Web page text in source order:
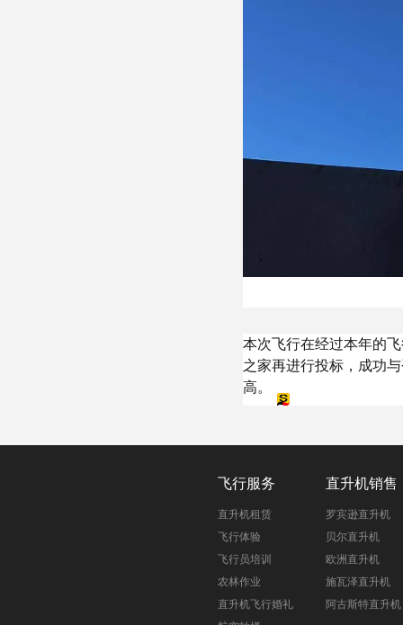
本次飞行在经过本年的
之家再进行投标，成功
高。
飞行服务
直升机租赁
飞行体验
飞行员培训
农林作业
直升机飞行婚礼
直升机销售
罗宾逊直升机
贝尔直升机
欧洲直升机
施瓦泽直升机
阿古斯特直升机